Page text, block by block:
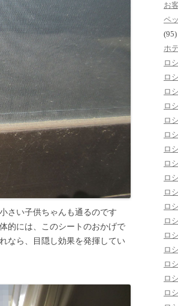
さい子供ちゃんも通るのです
的には、このシートのおかげで
なら、目隠し効果を発揮してい
お
ペ
(95)
ホ
ロ
ロ
ロ
ロ
ロ
ロ
ロ
ロ
ロ
ロ
ロ
ロ
ロ
ロ
ロ
ロ
ロ